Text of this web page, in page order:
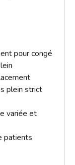
pour congé
plein strict
variée et
patients